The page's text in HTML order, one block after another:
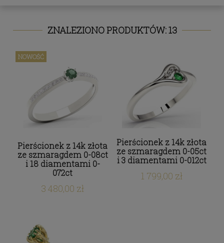
ZNALEZIONO PRODUKTÓW: 13
Pierścionek z 14k złota
ze szmaragdem 0-08ct
i 18 diamentami 0-
072ct
3 480,00 zł
NOWOŚĆ
Pierścionek z 14k złota
ze szmaragdem 0-05ct
i 3 diamentami 0-012ct
1 799,00 zł